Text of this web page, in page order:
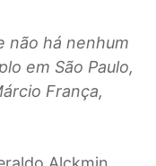
não há nenhum
em São Paulo,
França,